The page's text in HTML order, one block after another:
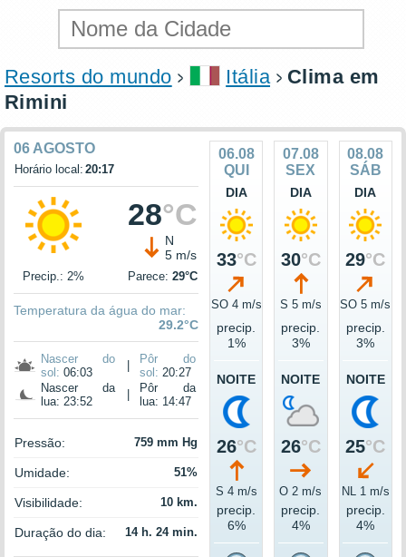
Resorts do mundo Itália
Clima em
Rimini
06 AGOSTO
Horário local: 20:17
28°C
N
5 m/s
Precip.: 2% Parece: 29°C
Temperatura da água do mar:
29.2°C
Nascer do
sol: 06:03
Pôr do
sol: 20:27
Nascer da
lua: 23:52
Pôr da
lua: 14:47
Pressão: 759 mm Hg
Umidade: 51%
Visibilidade: 10 km.
Duração do dia: 14 h. 24 min.
06.08
QUI
DIA
33°C
SO 4 m/s
precip.
1%
NOITE
26°C
S 4 m/s
precip.
6%
07.08
SEX
DIA
30°C
S 5 m/s
precip.
3%
NOITE
26°C
O 2 m/s
precip.
4%
08.08
SÁB
DIA
29°C
SO 5 m/s
precip.
3%
NOITE
25°C
NL 1 m/s
precip.
4%